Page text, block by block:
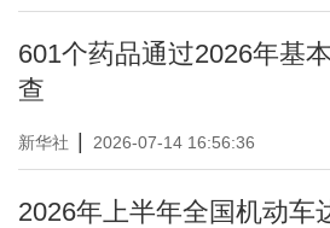
601个药品通过2026年基
查
新华社 2026-07-14 16:56:36
2026年上半年全国机动车